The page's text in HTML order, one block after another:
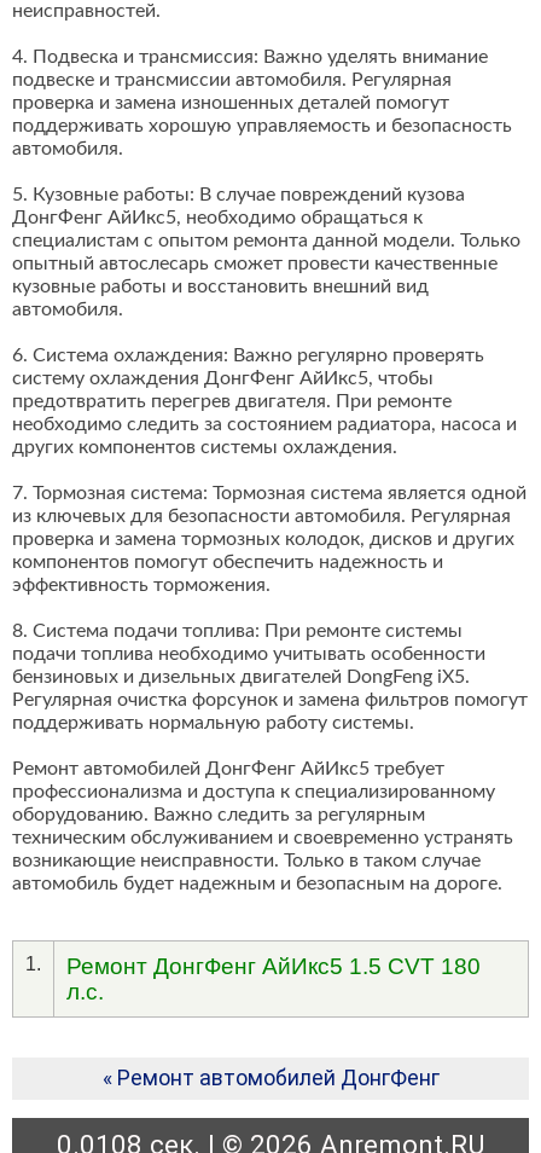
неисправностей.
4. Подвеска и трансмиссия: Важно уделять внимание
подвеске и трансмиссии автомобиля. Регулярная
проверка и замена изношенных деталей помогут
поддерживать хорошую управляемость и безопасность
автомобиля.
5. Кузовные работы: В случае повреждений кузова
ДонгФенг АйИкс5, необходимо обращаться к
специалистам с опытом ремонта данной модели. Только
опытный автослесарь сможет провести качественные
кузовные работы и восстановить внешний вид
автомобиля.
6. Система охлаждения: Важно регулярно проверять
систему охлаждения ДонгФенг АйИкс5, чтобы
предотвратить перегрев двигателя. При ремонте
необходимо следить за состоянием радиатора, насоса и
других компонентов системы охлаждения.
7. Тормозная система: Тормозная система является одной
из ключевых для безопасности автомобиля. Регулярная
проверка и замена тормозных колодок, дисков и других
компонентов помогут обеспечить надежность и
эффективность торможения.
8. Система подачи топлива: При ремонте системы
подачи топлива необходимо учитывать особенности
бензиновых и дизельных двигателей DongFeng iX5.
Регулярная очистка форсунок и замена фильтров помогут
поддерживать нормальную работу системы.
Ремонт автомобилей ДонгФенг АйИкс5 требует
профессионализма и доступа к специализированному
оборудованию. Важно следить за регулярным
техническим обслуживанием и своевременно устранять
возникающие неисправности. Только в таком случае
автомобиль будет надежным и безопасным на дороге.
1.
Ремонт ДонгФенг АйИкс5 1.5 CVT 180
л.с.
« Ремонт автомобилей ДонгФенг
0.0108 сек. | © 2026 Anremont.RU